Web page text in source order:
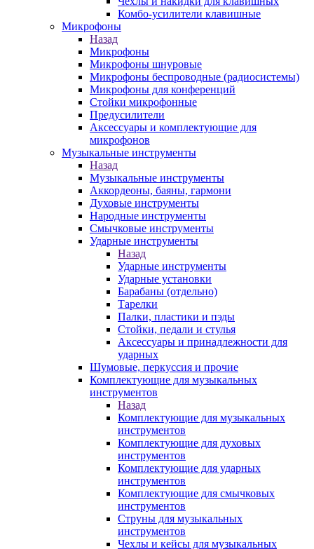
Комбо-усилители клавишные
Микрофоны
Назад
Микрофоны
Микрофоны шнуровые
Микрофоны беспроводные (радиосистемы)
Микрофоны для конференций
Стойки микрофонные
Предусилители
Аксессуары и комплектующие для
микрофонов
Музыкальные инструменты
Назад
Музыкальные инструменты
Аккордеоны, баяны, гармони
Духовые инструменты
Народные инструменты
Смычковые инструменты
Ударные инструменты
Назад
Ударные инструменты
Ударные установки
Барабаны (отдельно)
Тарелки
Палки, пластики и пэды
Стойки, педали и стулья
Аксессуары и принадлежности для
ударных
Шумовые, перкуссия и прочие
Комплектующие для музыкальных
инструментов
Назад
Комплектующие для музыкальных
инструментов
Комплектующие для духовых
инструментов
Комплектующие для ударных
инструментов
Комплектующие для смычковых
инструментов
Струны для музыкальных
инструментов
Чехлы и кейсы для музыкальных